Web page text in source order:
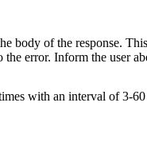
body of the response.
error. Inform the user
with an interval of 3-